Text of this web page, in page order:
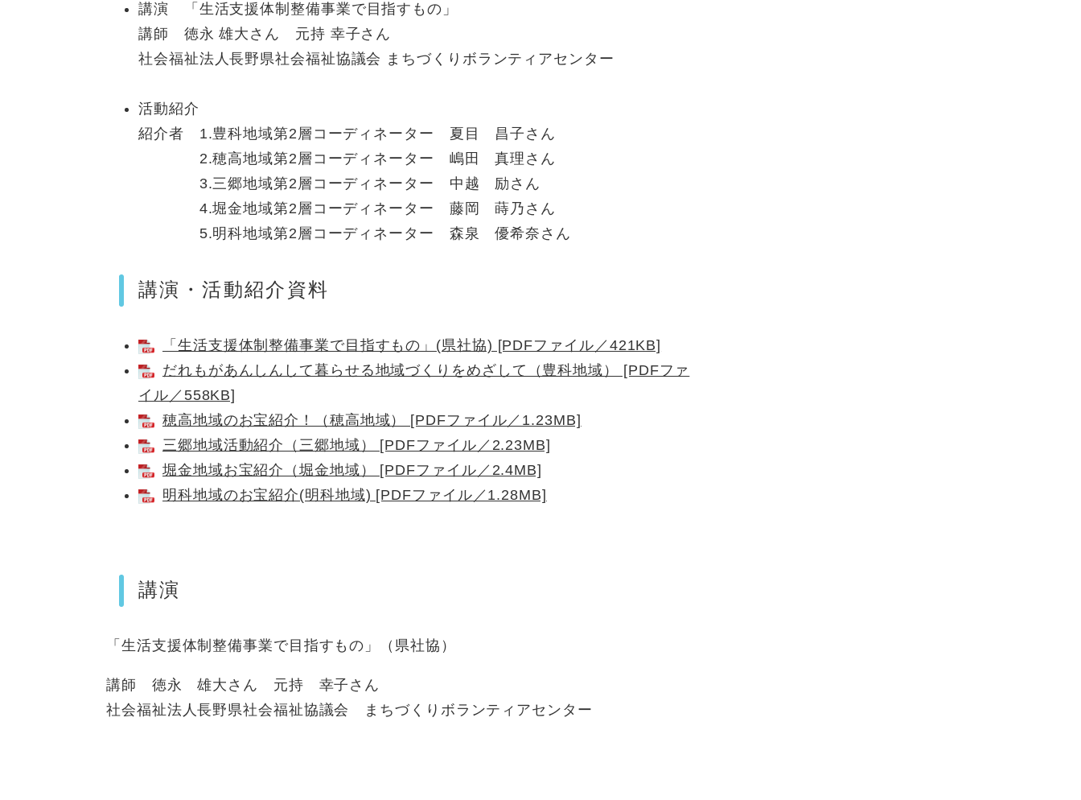
講演 「 生活支援体制整備事業で目指すもの​ 」
講師 徳永 雄大さん 元持 幸子さん​
社会福祉法人長野県社会福祉協議会 まちづくりボランティアセンター​
​活動紹介
​紹介者 1.豊科地域第2層コーディネーター 夏目 昌子さん
​ 2.穂高地域第2層コーディネーター 嶋田 真理さん
3.三郷地域第2層コーディネーター 中越 励さん
4.堀金地域第2層コーディネーター 藤岡 蒔乃さん
​ 5.明科地域第2層コーディネーター 森泉 優希奈さん
講演・活動紹介資料
「生活支援体制整備事業で目指すもの」(県社協) [PDFファイル／421KB]
だれもがあんしんして暮らせる地域づくりをめざして（豊科地域） [PDFファ
イル／558KB]
穂高地域のお宝紹介！（穂高地域） [PDFファイル／1.23MB]
三郷地域活動紹介（三郷地域） [PDFファイル／2.23MB]
堀金地域お宝紹介（堀金地域） [PDFファイル／2.4MB]
明科地域のお宝紹介(明科地域) [PDFファイル／1.28MB]
講演
「生活支援体制整備事業で目指すもの」（県社協）​
講師 徳永 雄大さん 元持 幸子さん​
​社会福祉法人長野県社会福祉協議会 まちづくりボランティアセンター